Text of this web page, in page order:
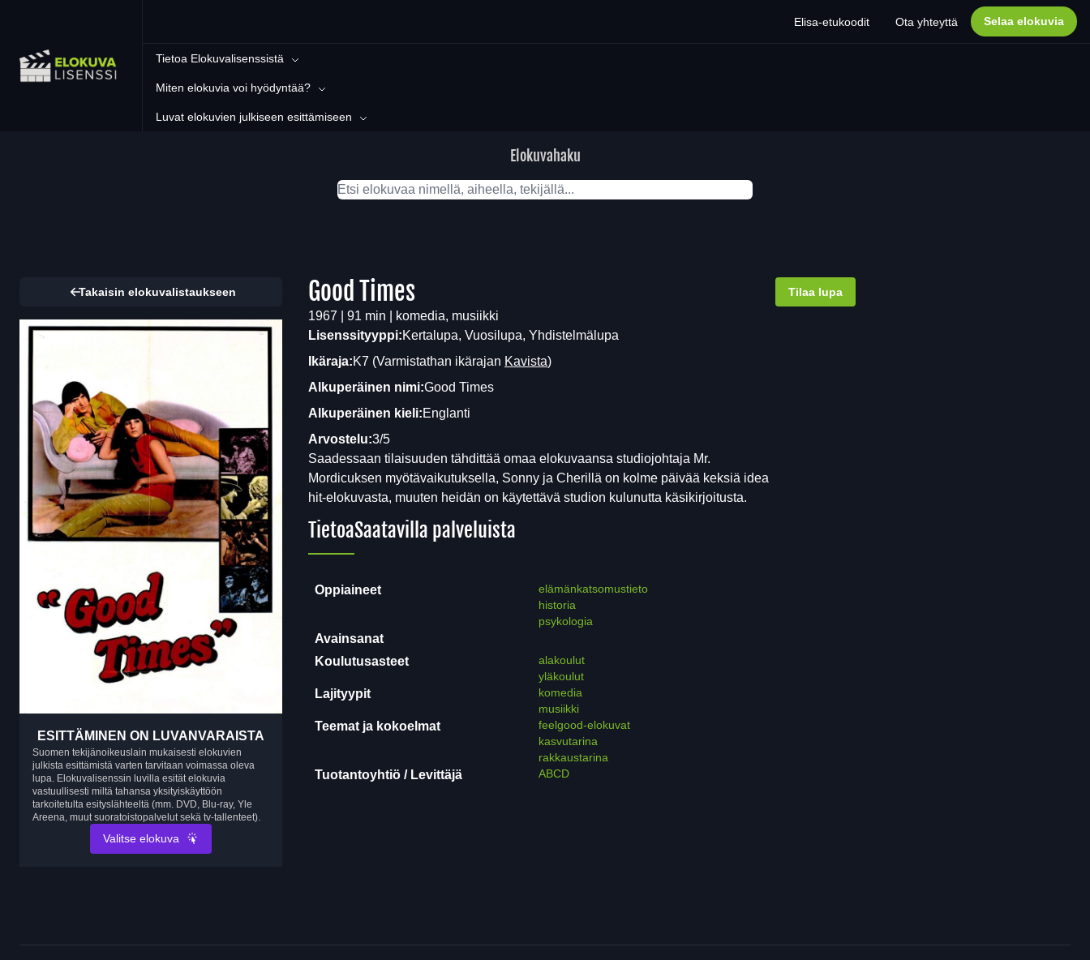
Elisa-etukoodit Ota yhteyttä Selaa elokuvia
Tietoa Elokuvalisenssistä
Miten elokuvia voi hyödyntää?
Luvat elokuvien julkiseen esittämiseen
Elokuvahaku
Takaisin elokuvalistaukseen
ESITTÄMINEN ON LUVANVARAISTA
Suomen tekijänoikeuslain mukaisesti elokuvien
julkista esittämistä varten tarvitaan voimassa oleva
lupa. Elokuvalisenssin luvilla esität elokuvia
vastuullisesti miltä tahansa yksityiskäyttöön
tarkoitetulta esityslähteeltä (mm. DVD, Blu-ray, Yle
Areena, muut suoratoistopalvelut sekä tv-tallenteet).
Valitse elokuva
Tilaa lupa
Good Times
1967 | 91 min | komedia, musiikki
Lisenssityyppi:Kertalupa, Vuosilupa, Yhdistelmälupa
Ikäraja:K7 (Varmistathan ikärajan Kavista)
Alkuperäinen nimi:Good Times
Alkuperäinen kieli:Englanti
Arvostelu:3/5
Saadessaan tilaisuuden tähdittää omaa elokuvaansa studiojohtaja Mr.
Mordicuksen myötävaikutuksella, Sonny ja Cherillä on kolme päivää keksiä idea
hit-elokuvasta, muuten heidän on käytettävä studion kulunutta käsikirjoitusta.
TietoaSaatavilla palveluista
Oppiaineet
elämänkatsomustieto
historia
psykologia
Avainsanat
Koulutusasteet
alakoulut
yläkoulut
Lajityypit
komedia
musiikki
Teemat ja kokoelmat
feelgood-elokuvat
kasvutarina
rakkaustarina
Tuotantoyhtiö / Levittäjä ABCD